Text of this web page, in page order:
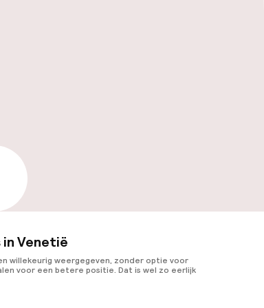
in Venetië
willekeurig weergegeven, zonder optie voor
voor een betere positie. Dat is wel zo eerlijk